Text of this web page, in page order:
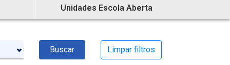
Unidades Escola Aberta
Buscar Limpar filtros